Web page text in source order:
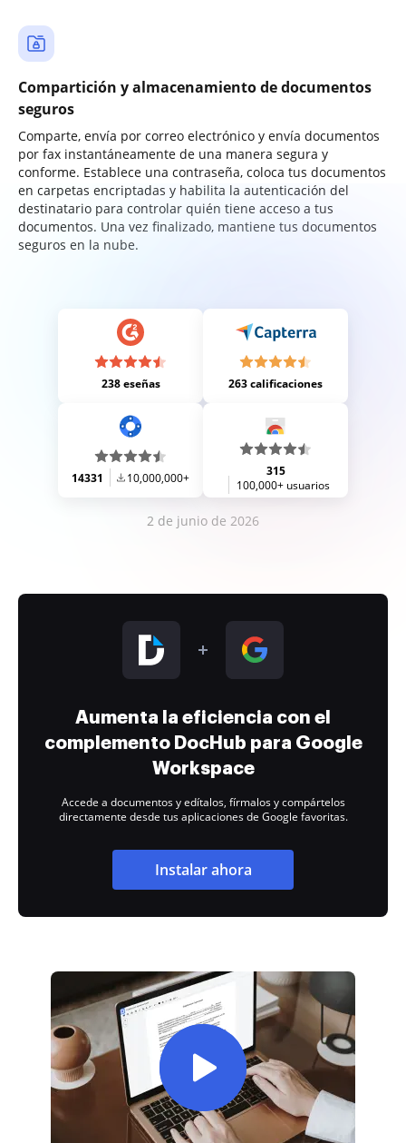
Compartición y almacenamiento de documentos
seguros
Comparte, envía por correo electrónico y envía documentos
por fax instantáneamente de una manera segura y
conforme. Establece una contraseña, coloca tus documentos
en carpetas encriptadas y habilita la autenticación del
destinatario para controlar quién tiene acceso a tus
documentos. Una vez finalizado, mantiene tus documentos
seguros en la nube.
238 eseñas 263 calificaciones
14331 10,000,000+
315
100,000+ usuarios
2 de junio de 2026
Aumenta la eficiencia con el
complemento DocHub para Google
Workspace
Accede a documentos y edítalos, fírmalos y compártelos
directamente desde tus aplicaciones de Google favoritas.
Instalar ahora